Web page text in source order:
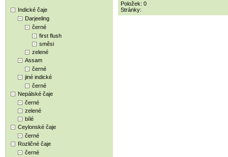
Indické čaje
Darjeeling
černé
first flush
směsi
zelené
Assam
černé
jiné indické
černé
Nepálské čaje
černé
zelené
bílé
Ceylonské čaje
černé
Rozličné čaje
černé
Položek: 0
Stránky: